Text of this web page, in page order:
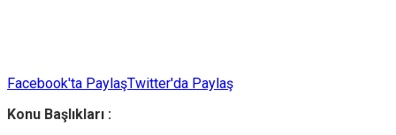
Facebook'ta PaylaşTwitter'da Paylaş
Konu Başlıkları :